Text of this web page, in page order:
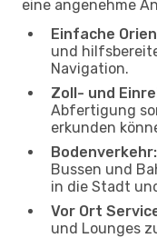
eine angenehme
Einfache
und
Navigation.
Zoll- und
Abfertigung
erkunden
Bodenverkehr:
Bussen und
in die Stadt
Vor Ort
und Lounges